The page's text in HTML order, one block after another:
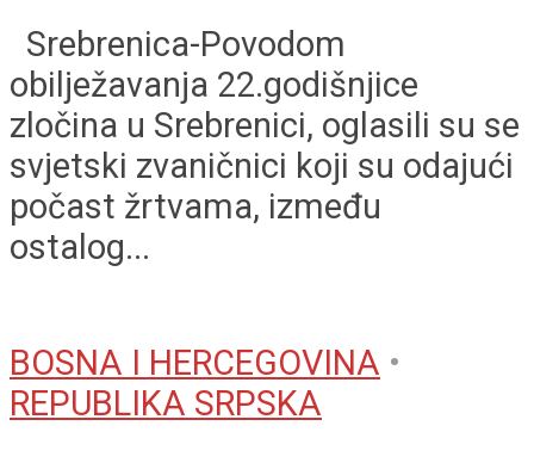
Srebrenica-Povodom
obilježavanja 22.godišnjice
zločina u Srebrenici, oglasili su se
svjetski zvaničnici koji su odajući
počast žrtvama, između
ostalog...
BOSNA I HERCEGOVINA •
REPUBLIKA SRPSKA